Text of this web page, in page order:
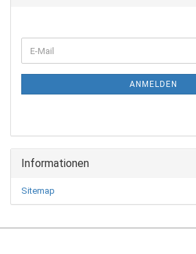
ZUR
E-
Mail
ANMELDEN
Informationen
Sitemap